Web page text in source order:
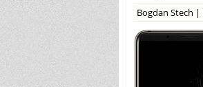
Bogdan Stech |